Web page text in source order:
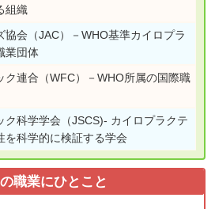
組織
協会（JAC）－WHO基準カイロプラ
業団体
ク連合（WFC）－WHO所属の国際職
ク科学学会（JSCS)- カイロプラクテ
を科学的に検証する学会
職業にひとこと